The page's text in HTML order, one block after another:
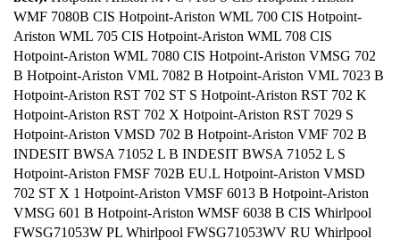
WMF 7080B CIS Hotpoint-Ariston WML 700 CIS Hotpoint-
Ariston WML 705 CIS Hotpoint-Ariston WML 708 CIS
Hotpoint-Ariston WML 7080 CIS Hotpoint-Ariston VMSG 702
B Hotpoint-Ariston VML 7082 B Hotpoint-Ariston VML 7023 B
Hotpoint-Ariston RST 702 ST S Hotpoint-Ariston RST 702 K
Hotpoint-Ariston RST 702 X Hotpoint-Ariston RST 7029 S
Hotpoint-Ariston VMSD 702 B Hotpoint-Ariston VMF 702 B
INDESIT BWSA 71052 L B INDESIT BWSA 71052 L S
Hotpoint-Ariston FMSF 702B EU.L Hotpoint-Ariston VMSD
702 ST X 1 Hotpoint-Ariston VMSF 6013 B Hotpoint-Ariston
VMSG 601 B Hotpoint-Ariston WMSF 6038 B CIS Whirlpool
FWSG71053W PL Whirlpool FWSG71053WV RU Whirlpool